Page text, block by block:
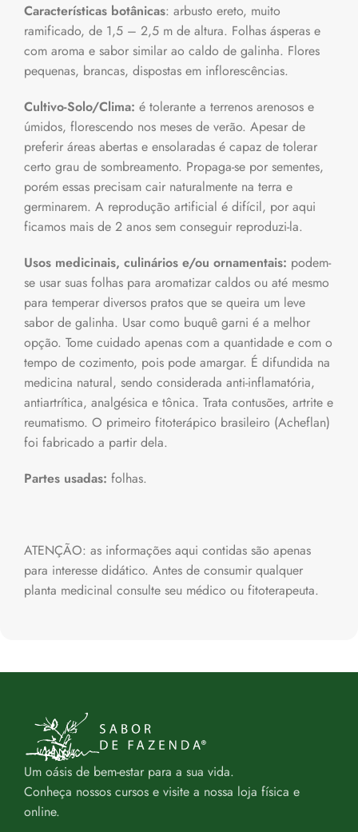
Características botânicas: arbusto ereto, muito
ramificado, de 1,5 – 2,5 m de altura. Folhas ásperas e
com aroma e sabor similar ao caldo de galinha. Flores
pequenas, brancas, dispostas em inflorescências.
Cultivo-Solo/Clima: é tolerante a terrenos arenosos e
úmidos, florescendo nos meses de verão. Apesar de
preferir áreas abertas e ensolaradas é capaz de tolerar
certo grau de sombreamento. Propaga-se por sementes,
porém essas precisam cair naturalmente na terra e
germinarem. A reprodução artificial é difícil, por aqui
ficamos mais de 2 anos sem conseguir reproduzi-la.
Usos medicinais, culinários e/ou ornamentais: podem-
se usar suas folhas para aromatizar caldos ou até mesmo
para temperar diversos pratos que se queira um leve
sabor de galinha. Usar como buquê garni é a melhor
opção. Tome cuidado apenas com a quantidade e com o
tempo de cozimento, pois pode amargar. É difundida na
medicina natural, sendo considerada anti-inflamatória,
antiartrítica, analgésica e tônica. Trata contusões, artrite e
reumatismo. O primeiro fitoterápico brasileiro (Acheflan)
foi fabricado a partir dela.
Partes usadas: folhas.
ATENÇÃO: as informações aqui contidas são apenas
para interesse didático. Antes de consumir qualquer
planta medicinal consulte seu médico ou fitoterapeuta.
Um oásis de bem-estar para a sua vida.
Conheça nossos cursos e visite a nossa loja física e
online.